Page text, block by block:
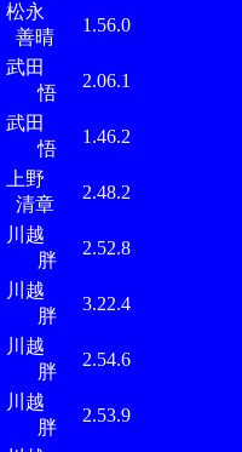
松永
善晴
1.56.0
武田
悟
2.06.1
武田
悟
1.46.2
上野
清章
2.48.2
川越
胖
2.52.8
川越
胖
3.22.4
川越
胖
2.54.6
川越
胖
2.53.9